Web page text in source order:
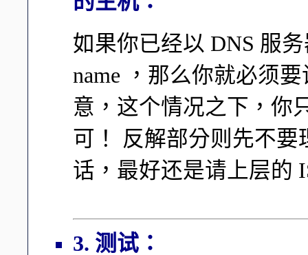
如果你已经以 DNS 服
name ，那么你就必须
意，这个情况之下，你
可！ 反解部分则先不
话，最好还是请上层的
3. 测试：